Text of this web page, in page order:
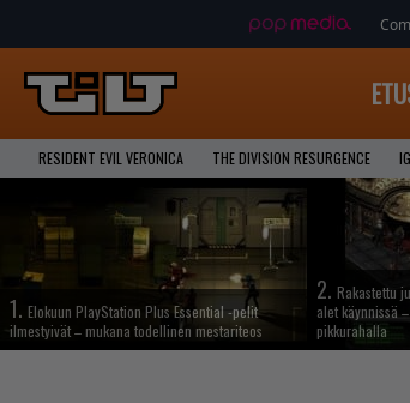
RESIDENT EVIL VERONICA THE DIVISION RESURGENCE
1. Elokuun PlayStation Plus Essential -pelit
ilmestyivät – mukana todellinen mestariteos
2. Rakastettu
alet käynnissä
pikkurahalla